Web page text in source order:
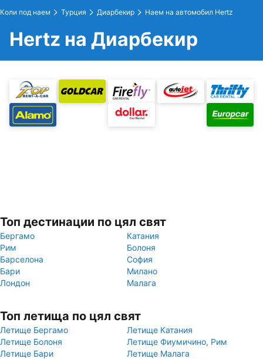
Коли под наем Турция Диарбекир Наем на автомобил Hertz
Hertz на Диарбекир
Топ дестинации по цял свят
Бергамо
Катания
Рим
Болоня
Барселона
София
Бари
Милано
Лондон
Малага
Топ летища по цял свят
Летище Бергамо
Летище Катания
Летище Болоня
Летище Фиумичино, Рим
Летище Бари
Летище Малага